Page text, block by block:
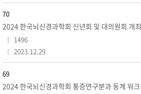
70
2024 한국뇌신경과학회 신년회 및 대의원회 개최
1496
2023.12.29
69